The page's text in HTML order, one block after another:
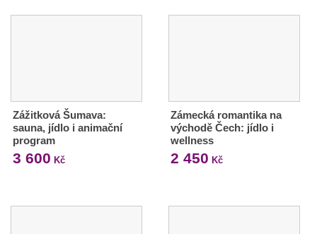
Zážitková Šumava:
sauna, jídlo i animační
program
3 600 Kč
Zámecká romantika na
východě Čech: jídlo i
wellness
2 450 Kč